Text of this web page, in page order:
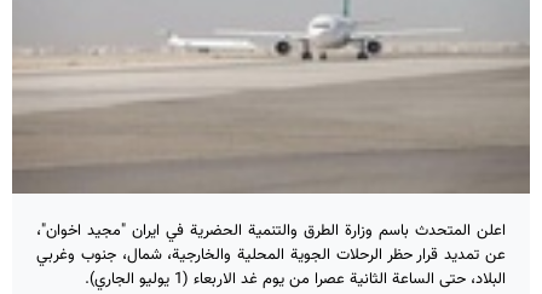
اعلن المتحدث باسم وزارة الطرق والتنمية الحضرية في ايران "مجيد اخوان"،
عن تمديد قرار حظر الرحلات الجوية المحلية والخارجية، شمال، جنوب وغربي
البلاد، حتى الساعة الثانية عصرا من يوم غد الاربعاء (1 يوليو الجاري).